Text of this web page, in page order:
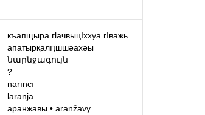
къапщыра гlачвыцIххуа гIважь
апатырқалԥшшәахәы
նարնջագույն
?
narıncı
laranja
аранжавы• aranžavy